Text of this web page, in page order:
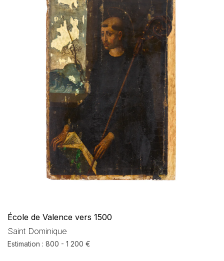
École de Valence vers 1500
Saint Dominique
Estimation : 800 - 1 200 €